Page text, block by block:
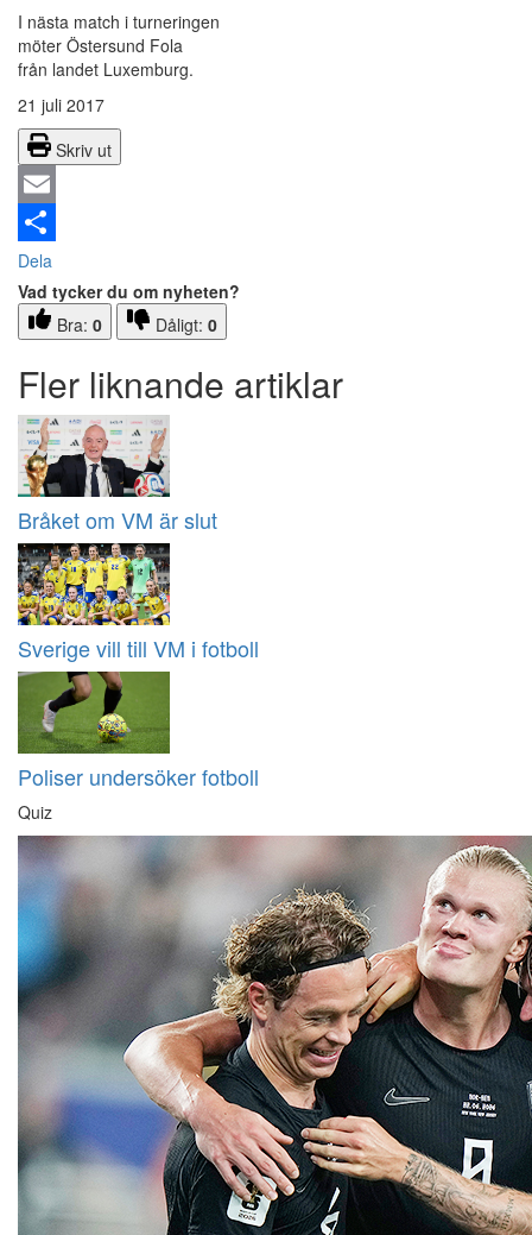
I nästa match i turneringen
möter Östersund Fola
från landet Luxemburg.
21 juli 2017
Skriv ut
Email
Dela
Vad tycker du om nyheten?
Bra: 0 Dåligt: 0
Fler liknande artiklar
Bråket om VM är slut
Sverige vill till VM i fotboll
Poliser undersöker fotboll
Quiz